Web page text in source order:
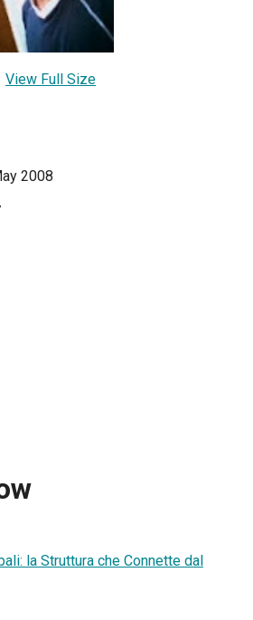
View Full Size
2008
la Struttura che Connette dal